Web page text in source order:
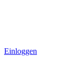
Einloggen